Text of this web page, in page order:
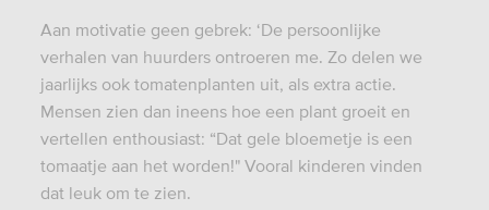
Aan motivatie geen gebrek: ‘De persoonlijke
verhalen van huurders ontroeren me. Zo delen we
jaarlijks ook tomatenplanten uit, als extra actie.
Mensen zien dan ineens hoe een plant groeit en
vertellen enthousiast: “Dat gele bloemetje is een
tomaatje aan het worden!" Vooral kinderen vinden
dat leuk om te zien.